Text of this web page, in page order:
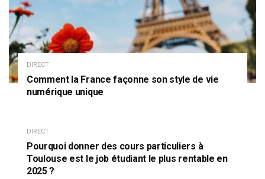
DIRECT
Comment la France façonne son style de vie
numérique unique
DIRECT
Pourquoi donner des cours particuliers à
Toulouse est le job étudiant le plus rentable en
2025 ?